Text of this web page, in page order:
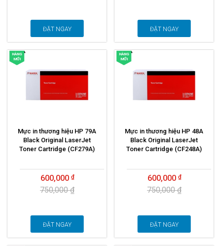
ĐẶT NGAY ĐẶT NGAY
HÀNG
MỚI
Mực in thương hiệu HP 79A
Black Original LaserJet
Toner Cartridge (CF279A)
600,000
750,000 ₫
ĐẶT NGAY
HÀNG
MỚI
Mực in thương hiệu HP 48A
Black Original LaserJet
Toner Cartridge (CF248A)
600,000
750,000 ₫
ĐẶT NGAY